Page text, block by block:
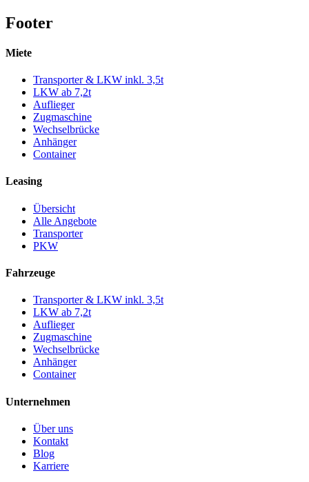
Footer
Miete
Transporter & LKW inkl. 3,5t
LKW ab 7,2t
Auflieger
Zugmaschine
Wechselbrücke
Anhänger
Container
Leasing
Übersicht
Alle Angebote
Transporter
PKW
Fahrzeuge
Transporter & LKW inkl. 3,5t
LKW ab 7,2t
Auflieger
Zugmaschine
Wechselbrücke
Anhänger
Container
Unternehmen
Über uns
Kontakt
Blog
Karriere